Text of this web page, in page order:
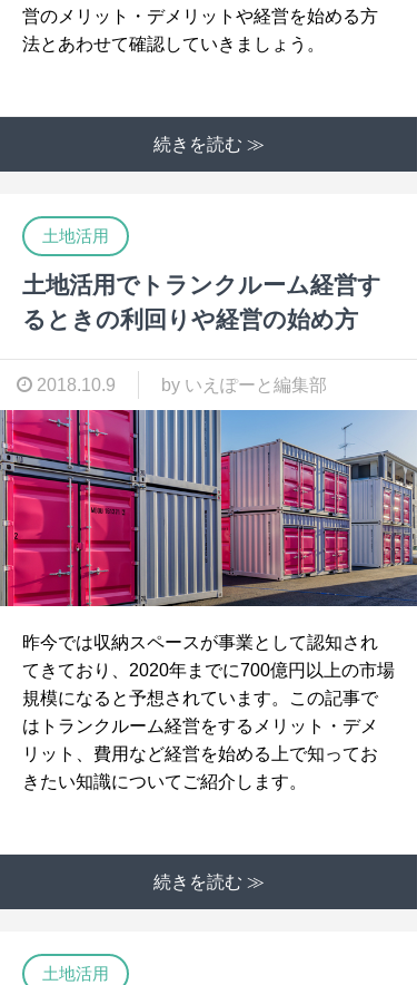
営のメリット・デメリットや経営を始める方
法とあわせて確認していきましょう。
続きを読む ≫
土地活用
土地活用でトランクルーム経営す
るときの利回りや経営の始め方
2018.10.9 by いえぽーと編集部
昨今では収納スペースが事業として認知され
てきており、2020年までに700億円以上の市場
規模になると予想されています。この記事で
はトランクルーム経営をするメリット・デメ
リット、費用など経営を始める上で知ってお
きたい知識についてご紹介します。
続きを読む ≫
土地活用